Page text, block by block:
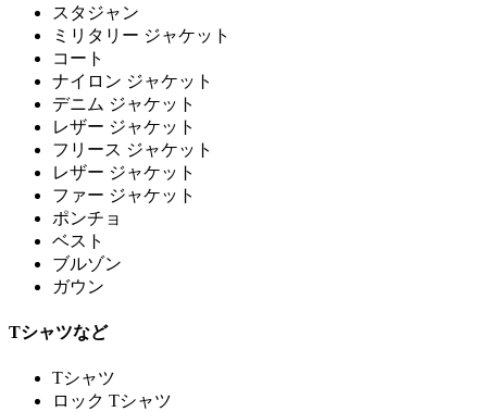
スタジャン
ミリタリー ジャケット
コート
ナイロン ジャケット
デニム ジャケット
レザー ジャケット
フリース ジャケット
レザー ジャケット
ファー ジャケット
ポンチョ
ベスト
ブルゾン
ガウン
Tシャツなど
Tシャツ
ロック Tシャツ